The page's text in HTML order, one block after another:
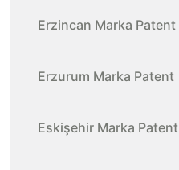
Erzincan Marka Patent
Erzurum Marka Patent
Eskişehir Marka Patent